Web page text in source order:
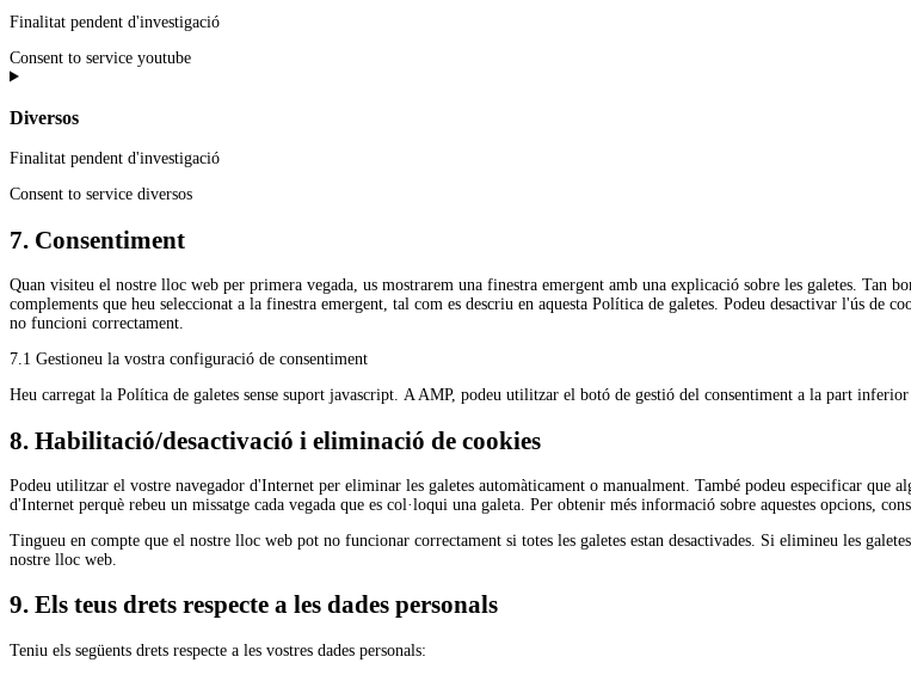
Finalitat pendent d'investigació
Consent to service youtube
Diversos
Finalitat pendent d'investigació
Consent to service diversos
7. Consentiment
Quan visiteu el nostre lloc web per primera vegada, us mostrarem una finestra emergent amb una explicació sobre les galetes. Tan
complements que heu seleccionat a la finestra emergent, tal com es descriu en aquesta Política de galetes. Podeu desactivar l'ús de
no funcioni correctament.
7.1 Gestioneu la vostra configuració de consentiment
Heu carregat la Política de galetes sense suport javascript. A AMP, podeu utilitzar el botó de gestió del consentiment a la part
8. Habilitació/desactivació i eliminació de cookies
Podeu utilitzar el vostre navegador d'Internet per eliminar les galetes automàticament o manualment. També podeu especificar que
d'Internet perquè rebeu un missatge cada vegada que es col·loqui una galeta. Per obtenir més informació sobre aquestes opcions,
Tingueu en compte que el nostre lloc web pot no funcionar correctament si totes les galetes estan desactivades. Si elimineu les
nostre lloc web.
9. Els teus drets respecte a les dades personals
Teniu els següents drets respecte a les vostres dades personals: